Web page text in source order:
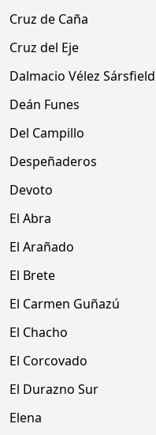
Cruz de Caña
Cruz del Eje
Dalmacio Vélez Sársfield
Deán Funes
Del Campillo
Despeñaderos
Devoto
El Abra
El Arañado
El Brete
El Carmen Guñazú
El Chacho
El Corcovado
El Durazno Sur
Elena